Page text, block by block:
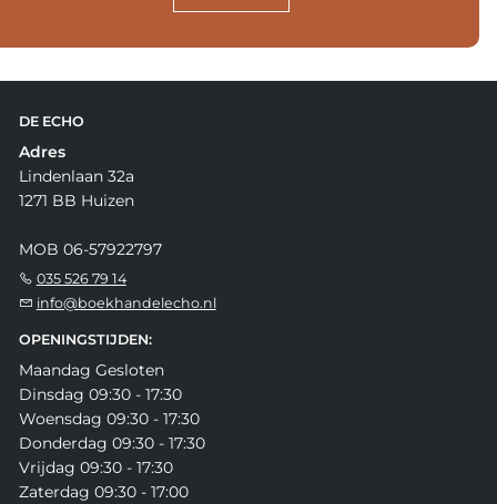
DE ECHO
Adres
Lindenlaan 32a
1271 BB Huizen
MOB 06-57922797
035 526 79 14
info@boekhandelecho.nl
OPENINGSTIJDEN:
Maandag Gesloten
Dinsdag 09:30 - 17:30
Woensdag 09:30 - 17:30
Donderdag 09:30 - 17:30
Vrijdag 09:30 - 17:30
Zaterdag 09:30 - 17:00